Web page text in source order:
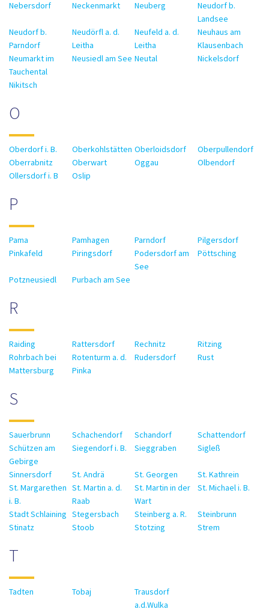
Nebersdorf Neckenmarkt Neuberg
Neudorf b.
Landsee
Neudorf b.
Parndorf
Neudörfl a. d.
Leitha
Neufeld a. d.
Leitha
Neuhaus am
Klausenbach
Neumarkt im
Tauchental
Neusiedl am See Neutal Nickelsdorf
Nikitsch
O
Oberdorf i. B. Oberkohlstätten Oberloidsdorf
Oberpullendorf
Oberrabnitz
Oberwart Oggau
Olbendorf
Ollersdorf i. B
Oslip
P
Pama Pamhagen Parndorf
Pilgersdorf
Pinkafeld
Piringsdorf
Podersdorf am
See
Pöttsching
Potzneusiedl Purbach am See
R
Raiding Rattersdorf Rechnitz
Ritzing
Rohrbach bei
Mattersburg
Rotenturm a. d.
Pinka
Rudersdorf Rust
S
Sauerbrunn Schachendorf Schandorf
Schattendorf
Schützen am
Gebirge
Siegendorf i. B. Sieggraben Sigleß
Sinnersdorf St. Andrä St. Georgen
St. Kathrein
St. Margarethen
i. B.
St. Martin a. d.
Raab
St. Martin in der
Wart
St. Michael i. B.
Stadt Schlaining Stegersbach Steinberg a. R.
Steinbrunn
Stinatz
Stoob Stotzing Strem
T
Tadten Tobaj
Trausdorf
a.d.Wulka